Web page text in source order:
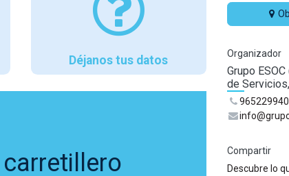
Déjanos tus datos
carretillero
Organizador
Grupo
de
965229940
Compartir
Descubre lo